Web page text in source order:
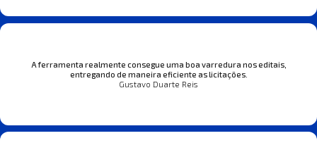
A ferramenta realmente consegue uma boa varredura nos editais,
entregando de maneira eficiente as licitações.
Gustavo Duarte Reis